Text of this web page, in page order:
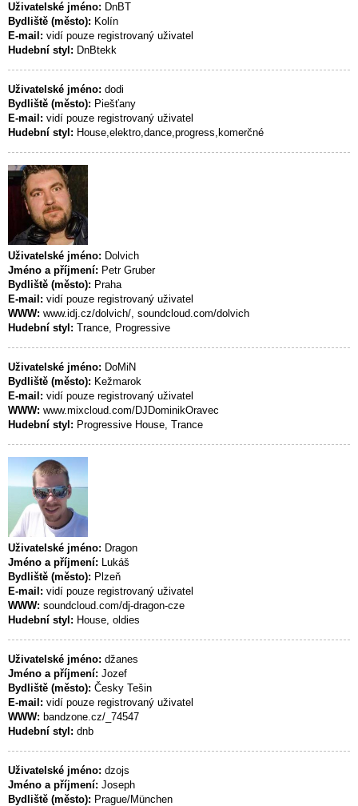
Uživatelské jméno: DnBT
Bydliště (město): Kolín
E-mail: vidí pouze registrovaný uživatel
Hudební styl: DnBtekk
Uživatelské jméno: dodi
Bydliště (město): Piešťany
E-mail: vidí pouze registrovaný uživatel
Hudební styl: House,elektro,dance,progress,komerčné
Uživatelské jméno: Dolvich
Jméno a příjmení: Petr Gruber
Bydliště (město): Praha
E-mail: vidí pouze registrovaný uživatel
WWW: www.idj.cz/dolvich/, soundcloud.com/dolvich
Hudební styl: Trance, Progressive
Uživatelské jméno: DoMiN
Bydliště (město): Kežmarok
E-mail: vidí pouze registrovaný uživatel
WWW: www.mixcloud.com/DJDominikOravec
Hudební styl: Progressive House, Trance
Uživatelské jméno: Dragon
Jméno a příjmení: Lukáš
Bydliště (město): Plzeň
E-mail: vidí pouze registrovaný uživatel
WWW: soundcloud.com/dj-dragon-cze
Hudební styl: House, oldies
Uživatelské jméno: džanes
Jméno a příjmení: Jozef
Bydliště (město): Česky Tešin
E-mail: vidí pouze registrovaný uživatel
WWW: bandzone.cz/_74547
Hudební styl: dnb
Uživatelské jméno: dzojs
Jméno a příjmení: Joseph
Bydliště (město): Prague/München